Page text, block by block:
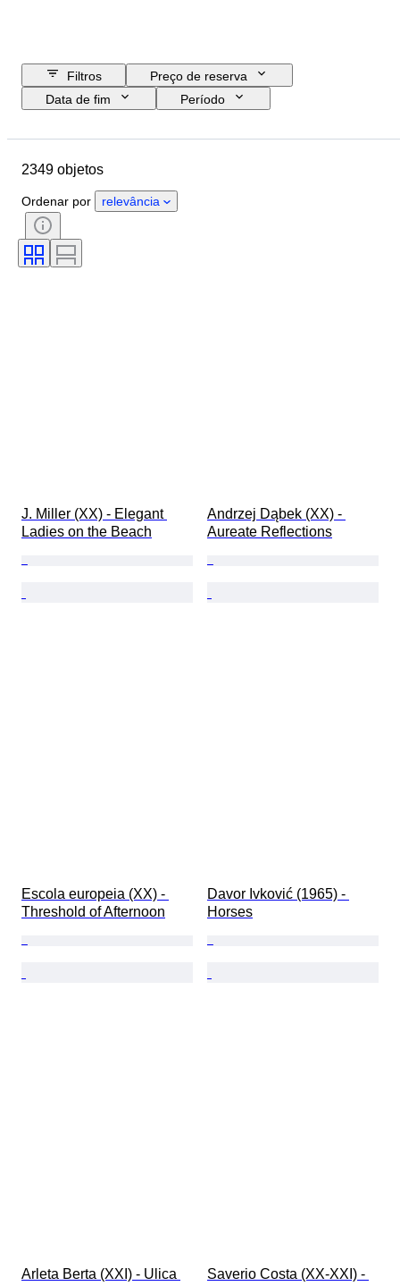
Filtros
Preço de reserva
Data de fim
Período
Localização
Estado
Artista
2349 objetos
Ordenar por relevância
J. Miller (XX) - Elegant
Ladies on the Beach
Andrzej Dąbek (XX) -
Aureate Reflections
Escola europeia (XX) -
Threshold of Afternoon
Davor Ivković (1965) -
Horses
Arleta Berta (XXI) - Ulica
Saverio Costa (XX-XXI) -